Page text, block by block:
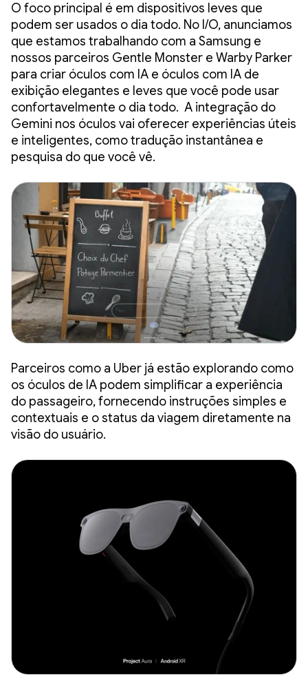
O foco principal é em dispositivos leves que
podem ser usados o dia todo. No I/O, anunciamos
que estamos trabalhando com a Samsung e
nossos parceiros Gentle Monster e Warby Parker
para criar óculos com IA e óculos com IA de
exibição elegantes e leves que você pode usar
confortavelmente o dia todo. A integração do
Gemini nos óculos vai oferecer experiências úteis
e inteligentes, como tradução instantânea e
pesquisa do que você vê.
Parceiros como a Uber já estão explorando como
os óculos de IA podem simplificar a experiência
do passageiro, fornecendo instruções simples e
contextuais e o status da viagem diretamente na
visão do usuário.